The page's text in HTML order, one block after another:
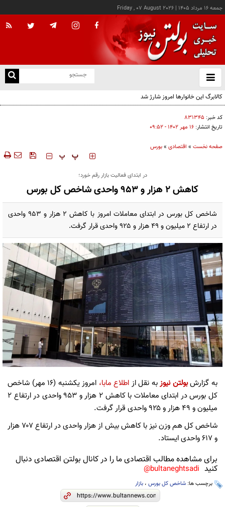
جمعه ۱۶ مرداد ۱۴۰۵ |
Friday , 07 August 2026
باز
و
کد خبر: ۸۳۱۳۴۵
تاریخ انتشار: ۱۶ مهر ۱۴۰۲ - ۰۹:۵۲
صفحه نخست » اقتصادی »بورس
‍‍‍ پ پ
در ابتدای فعالیت بازار رقم خورد؛
کاهش ۲ هزار و ۹۵۳ واحدی شاخص کل بورس
شاخص کل بورس در ابتدای معاملات امروز با کاهش ۲ هزار و ۹۵۳ واحدی
در ارتفاع ۲ میلیون و ۴۹ هزار و ۹۲۵ واحدی قرار گرفت.
به گزارشبولتن نیوزبه نقل از اطلاع مابا،
امروز یکشنبه (۱۶ مهر) شاخص
کل بورس در ابتدای معاملات با کاهش ۲ هزار و ۹۵۳ واحدی در ارتفاع ۲
میلیون و ۴۹ هزار و ۹۲۵ واحدی قرار گرفت.
شاخص کل هم وزن نیز با کاهش بیش از هزار واحدی در ارتفاع ۷۰۷ هزار
و ۶۱۷ واحدی ایستاد.
برای مشاهده مطالب اقتصادی ما را در کانال بولتن اقتصادی دنبال
کنید bultaneghtsadi@
برچسب ها: شاخص کل بورس ، بازار